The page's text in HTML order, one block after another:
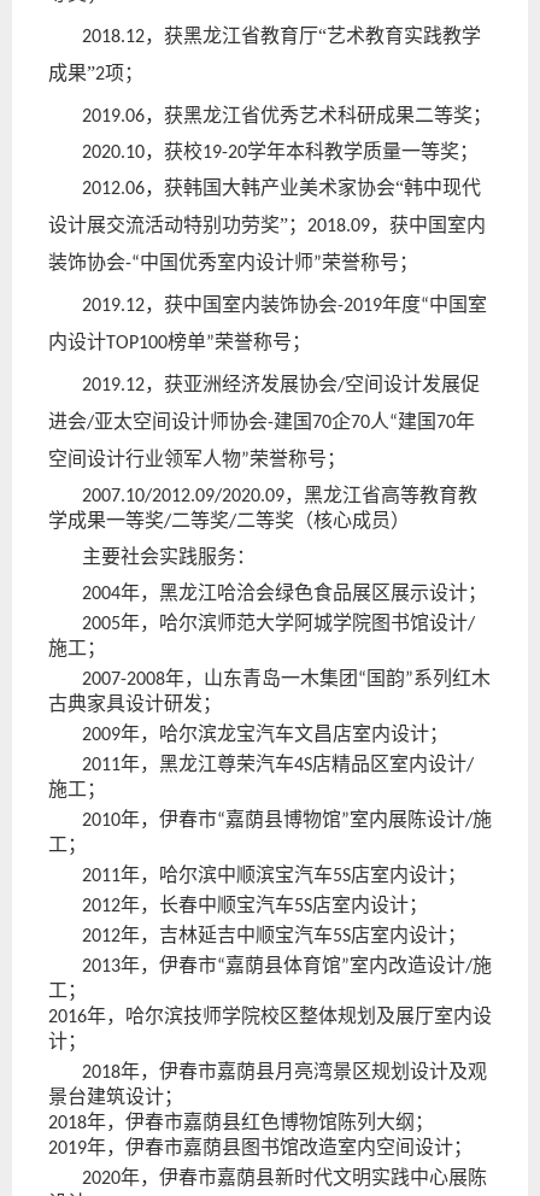
2018.12，获黑龙江省教育厅“艺术教育实践教学
成果”2项；
2019.06，获黑龙江省优秀艺术科研成果二等奖；
2020.10，获校19-20学年本科教学质量一等奖；
2012.06，获韩国大韩产业美术家协会“韩中现代
设计展交流活动特别功劳奖”； 2018.09，获中国室内
装饰协会-“中国优秀室内设计师”荣誉称号；
2019.12，获中国室内装饰协会-2019年度“中国室
内设计TOP100榜单”荣誉称号；
2019.12，获亚洲经济发展协会/空间设计发展促
进会/亚太空间设计师协会-建国70企70人“建国70年
空间设计行业领军人物”荣誉称号；
2007.10/2012.09/2020.09，黑龙江省高等教育教
学成果一等奖/二等奖/二等奖（核心成员）
主要社会实践服务：
2004年， 黑龙江哈洽会绿色食品展区展示设计；
2005年， 哈尔滨师范大学阿城学院图书馆设计/
施工；
2007-2008年， 山东青岛一木集团 “ 国韵”系列红木
古典家具设计研发；
2009年， 哈尔滨龙宝汽车文昌店室内设计；
2011年， 黑龙江尊荣汽车4S店精品区室内设计/
施工；
2010年， 伊春市“嘉荫县博物馆”室内展陈设计/施
工；
2011年， 哈尔滨中顺滨宝汽车5S店室内设计；
2012年， 长春中顺宝汽车5S店室内设计；
2012年， 吉林延吉中顺宝汽车5S店室内设计；
2013年， 伊春市“嘉荫县体育馆”室内改造设计/施
工；
2016年， 哈尔滨技师学院校区整体规划及展厅室内设
计；
2018年， 伊春市嘉荫县月亮湾景区规划设计及观
景台建筑设计；
2018年， 伊春市嘉荫县红色博物馆陈列大纲；
2019年， 伊春市嘉荫县图书馆改造室内空间设计；
2020年， 伊春市嘉荫县新时代文明实践中心展陈